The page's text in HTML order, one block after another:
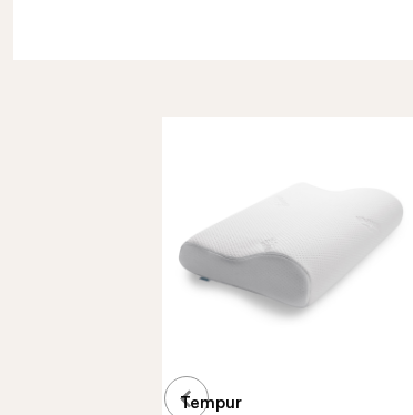
Tempur